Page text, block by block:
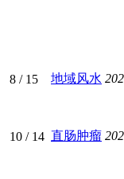
8 / 15 地域风水
10 / 14 直肠肿瘤